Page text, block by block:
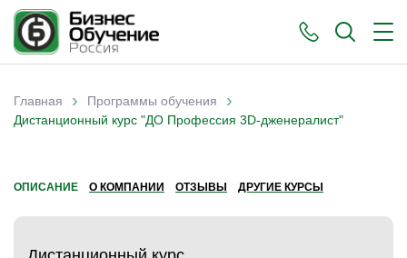
Вы здесь
Главная › Программы обучения ›
Дистанционный курс "ДО Профессия 3D-дженералист"
ОПИСАНИЕ О КОМПАНИИ ОТЗЫВЫ ДРУГИЕ КУРСЫ